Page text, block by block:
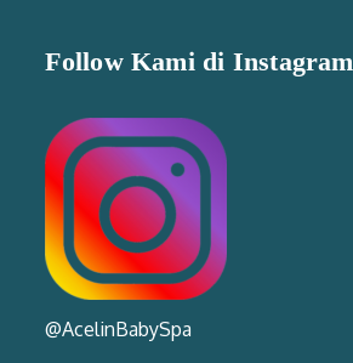
Follow Kami di Instagram
@AcelinBabySpa